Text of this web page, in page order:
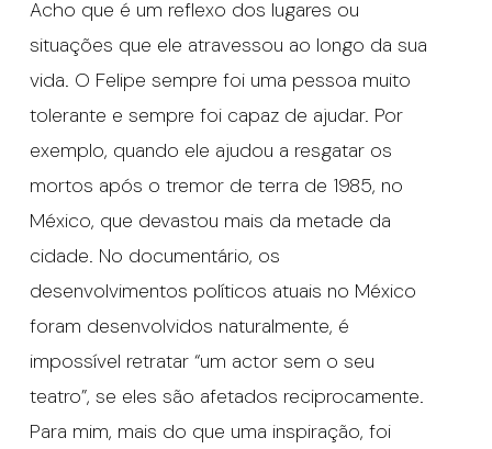
Acho que é um reflexo dos lugares ou
situações que ele atravessou ao longo da sua
vida. O Felipe sempre foi uma pessoa muito
tolerante e sempre foi capaz de ajudar. Por
exemplo, quando ele ajudou a resgatar os
mortos após o tremor de terra de 1985, no
México, que devastou mais da metade da
cidade. No documentário, os
desenvolvimentos políticos atuais no México
foram desenvolvidos naturalmente, é
impossível retratar “um actor sem o seu
teatro”, se eles são afetados reciprocamente.
Para mim, mais do que uma inspiração, foi